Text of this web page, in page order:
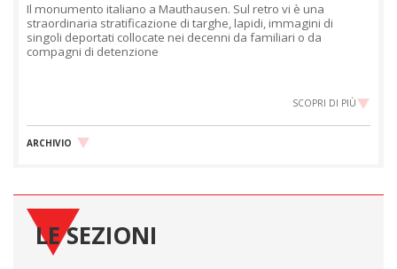
Il monumento italiano a Mauthausen. Sul retro vi è una
straordinaria stratificazione di targhe, lapidi, immagini di
singoli deportati collocate nei decenni da familiari o da
compagni di detenzione
SCOPRI DI PIÙ
ARCHIVIO
LE SEZIONI